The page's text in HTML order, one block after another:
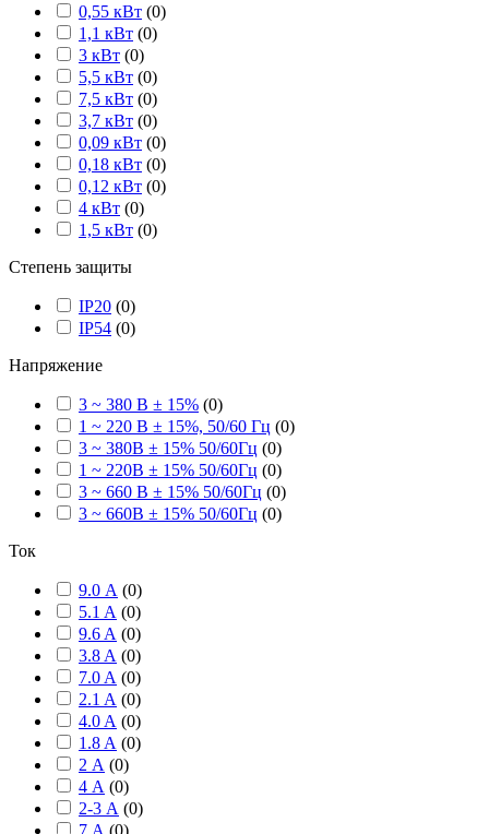
0,55 кВт (0)
1,1 кВт (0)
3 кВт (0)
5,5 кВт (0)
7,5 кВт (0)
3,7 кВт (0)
0,09 кВт (0)
0,18 кВт (0)
0,12 кВт (0)
4 кВт (0)
1,5 кВт (0)
Степень защиты
IP20 (0)
IP54 (0)
Напряжение
3 ~ 380 В ± 15% (0)
1 ~ 220 В ± 15%, 50/60 Гц (0)
3 ~ 380В ± 15% 50/60Гц (0)
1 ~ 220В ± 15% 50/60Гц (0)
3 ~ 660 В ± 15% 50/60Гц (0)
3 ~ 660В ± 15% 50/60Гц (0)
Ток
9.0 А (0)
5.1 A (0)
9.6 A (0)
3.8 A (0)
7.0 A (0)
2.1 A (0)
4.0 A (0)
1.8 A (0)
2 А (0)
4 А (0)
2-3 А (0)
7 А (0)